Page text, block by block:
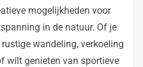
mogelijkheden voor
in de natuur. Of je
wandeling, verkoeling
wilt genieten van sportieve